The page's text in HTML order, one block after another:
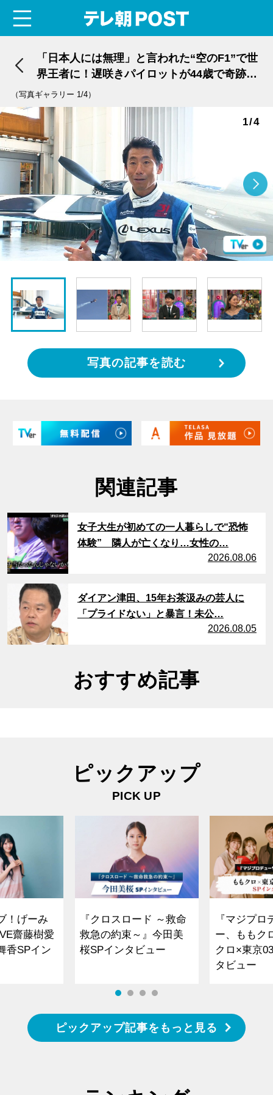
「日本人には無理」と言われた“空のF1”で世
界王者に！遅咲きパイロットが44歳で奇跡の
栄冠
（写真ギャラリー 1/4）
1/4
写真の記事を読む
関連記事
サムネイル
女子大生が初めての一人暮らしで“恐怖
体験” 隣人が亡くなり…女性の…
2026.08.06
ダイアン津田、15年お茶汲みの芸人に
「プライドない」と暴言！未公…
2026.08.05
おすすめ記事
ピックアップ
PICK UP
！げーみ
齋藤樹愛
香SPイン
『クロスロード ～救命
救急の約束～』今田美
桜SPインタビュー
『マジプロ
ー、ももク
クロ×東京
タビュー
ピックアップ記事をもっと見る